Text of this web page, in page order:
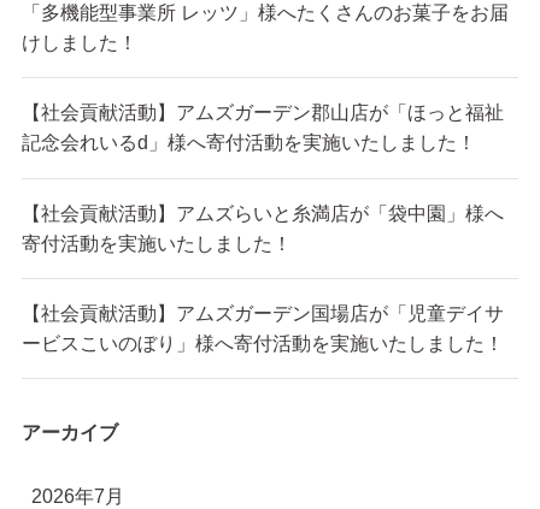
「多機能型事業所 レッツ」様へたくさんのお菓子をお届
けしました！
【社会貢献活動】アムズガーデン郡山店が「ほっと福祉
記念会れいるd」様へ寄付活動を実施いたしました！
【社会貢献活動】アムズらいと糸満店が「袋中園」様へ
寄付活動を実施いたしました！
【社会貢献活動】アムズガーデン国場店が「児童デイサ
ービスこいのぼり」様へ寄付活動を実施いたしました！
アーカイブ
2026年7月